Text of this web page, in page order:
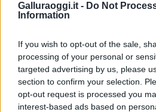
Galluraoggi.it - Do Not
Information
If you wish to opt-out of the sale,
processing of your personal or
targeted advertising by us, please
section to confirm your selection.
opt-out request is processed you
interest-based ads based on
cliccandoqui
Sei già abbonato?
Puoi effettuare l'accesso
sezioneLogindal menù
cliccandoqui